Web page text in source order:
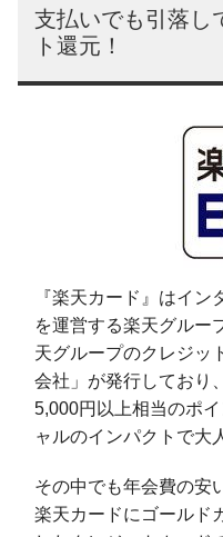
支払いでも引落し
ト還元！
『楽天カード』はイン
を運営する楽天グルー
天グループのクレジッ
会社」が発行しており
5,000円以上相当のポ
ャルのインパクトで大
その中でも年会費の安
楽天カードにゴールド